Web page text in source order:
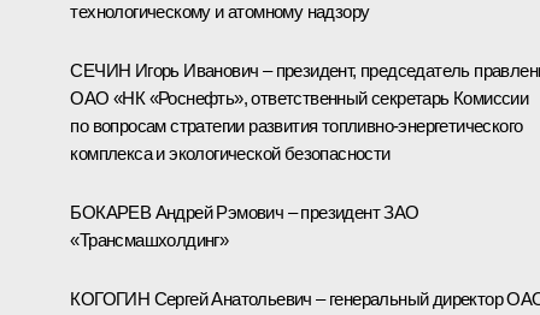
технологическому и атомному надзору
СЕЧИН Игорь Иванович – президент, председатель
ОАО «НК «Роснефть», ответственный секретарь Комиссии
по вопросам стратегии развития топливно-энергетического
комплекса и экологической безопасности
БОКАРЕВ Андрей Рэмович – президент ЗАО
«Трансмашхолдинг»
КОГОГИН Сергей Анатольевич – генеральный директор